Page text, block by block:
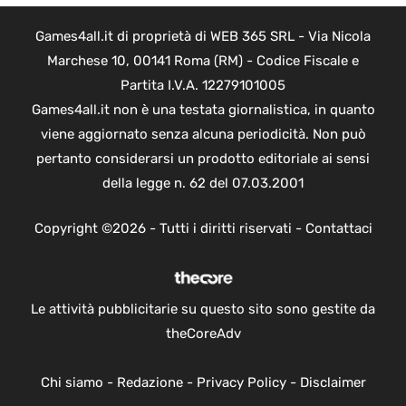
Games4all.it di proprietà di WEB 365 SRL - Via Nicola
Marchese 10, 00141 Roma (RM) - Codice Fiscale e
Partita I.V.A. 12279101005
Games4all.it non è una testata giornalistica, in quanto
viene aggiornato senza alcuna periodicità. Non può
pertanto considerarsi un prodotto editoriale ai sensi
della legge n. 62 del 07.03.2001
Copyright ©2026 - Tutti i diritti riservati - Contattaci
Le attività pubblicitarie su questo sito sono gestite da
theCoreAdv
Chi siamo - Redazione- Privacy Policy- Disclaimer